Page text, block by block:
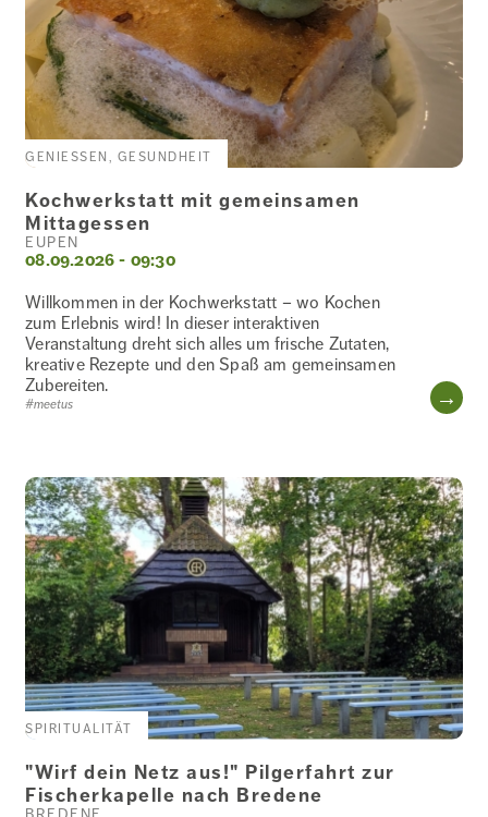
SPORT
ÜBER DEN
TELLERRAND
UNTERWEGS
WOHNEN
GENIESSEN, GESUNDHEIT
EUPEN
08.09.2026 - 09:30
Kochwerkstatt mit gemeinsamen
Mittagessen
Willkommen in der Kochwerkstatt – wo Kochen
zum Erlebnis wird! In dieser interaktiven
Veranstaltung dreht sich alles um frische Zutaten,
kreative Rezepte und den Spaß am gemeinsamen
Zubereiten.
#meetus
SPIRITUALITÄT
"Wirf dein Netz aus!" Pilgerfahrt zur
Fischerkapelle nach Bredene